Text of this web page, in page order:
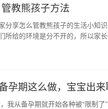
教熊孩子方法
分享怎么管教熊孩子的生活小知
所给的环境是分不开的，所以家
孕期这么做，宝宝出来
我从备孕期就开始各种被“限制